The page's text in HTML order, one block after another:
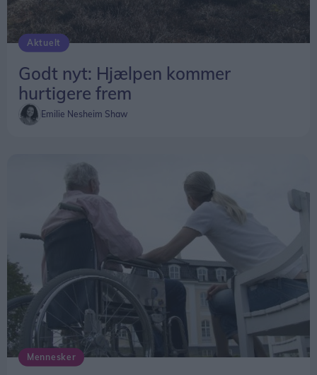
Aktuelt
Godt nyt: Hjælpen kommer
hurtigere frem
Emilie Nesheim Shaw
Mennesker